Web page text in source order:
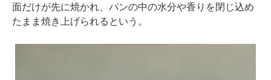
面だけが先に焼かれ、パンの中の水分や香りを閉じ込め
たまま焼き上げられるという。